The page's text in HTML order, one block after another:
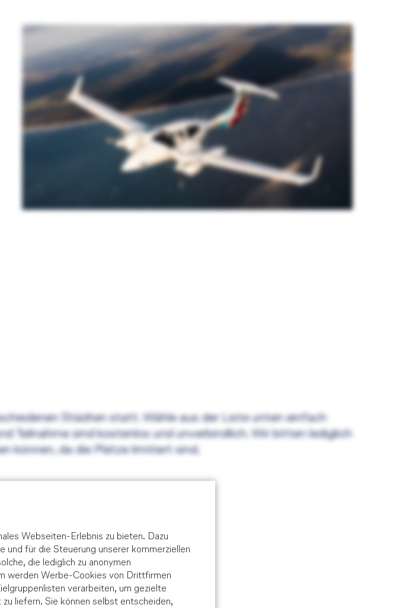
Webseiten-Erlebnis zu bieten. Dazu
und für die Steuerung unserer kommerziellen
die lediglich zu anonymen
werden Werbe-Cookies von Drittfirmen
verarbeiten, um gezielte
liefern. Sie können selbst entscheiden,
Städten statt. Wähle aus der Liste unten einfach
Teilnahme sind kostenlos und unverbindlich. Wir bitten lediglich
können, da die Plätze limitiert sind.